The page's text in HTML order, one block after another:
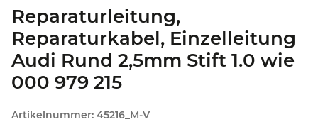
Reparaturleitung,
Reparaturkabel, Einzelleitung
Audi Rund 2,5mm Stift 1.0 wie
000 979 215
Artikelnummer: 45216_M-V